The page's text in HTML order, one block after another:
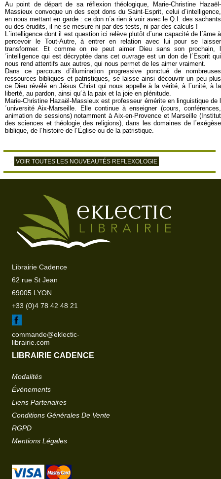
Au point de départ de sa réflexion théologique, Marie-Christine Hazaël-
Massieux convoque un des sept dons du Saint-Esprit, celui d´intelligence,
en nous mettant en garde : ce don n´a rien à voir avec le Q.I. des sachants
ou des érudits, il ne se mesure ni par des tests, ni par des calculs !
L´intelligence dont il est question ici relève plutôt d´une capacité de l´âme à
percevoir le Tout-Autre, à entrer en relation avec lui pour se laisser
transformer. Et comme on ne peut aimer Dieu sans son prochain, l
´intelligence qui est décryptée dans cet ouvrage est un don de l´Esprit qui
nous rend attentifs aux autres, qui nous permet de les aimer vraiment.
Dans ce parcours d´illumination progressive ponctué de nombreuses
ressources bibliques et patristiques, se laisse ainsi découvrir un peu plus
ce Dieu révélé en Jésus Christ qui nous appelle à la vérité, à l´unité, à la
liberté, au pardon, ainsi qu´à la paix et la joie en plénitude.
Marie-Christine Hazaël-Massieux est professeur émérite en linguistique de l
´université Aix-Marseille. Elle continue à enseigner (cours, conférences,
animation de sessions) notamment à Aix-en-Provence et Marseille (Institut
des sciences et théologie des religions), dans les domaines de l´exégèse
biblique, de l´histoire de l´Église ou de la patristique.
VOIR TOUTES LES NOUVEAUTÉS REFLEXOLOGIE
Librairie Cadence
62 rue St Jean
69005 LYON
+33 (0)4 78 42 48 21
commande@eklectic-
librairie.com
LIBRAIRIE CADENCE
Modalités
Événements
Liens Partenaires
Conditions Générales De Vente
RGPD
Mentions Légales